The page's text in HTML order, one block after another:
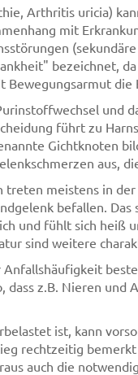
Arthritis uricia)
mit
bezeichnet,
Bewegungsarmut
und
führt zu
Gichtknoten
aus,
treten meistens in
befallen.
und fühlt sich heiß
sind weitere
dass z.B. Nieren
ist, kann
rechtzeitig
auch die